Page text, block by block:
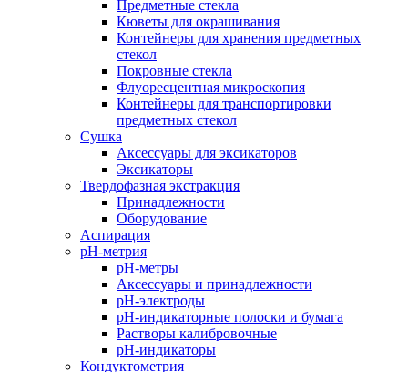
Предметные стекла
Кюветы для окрашивания
Контейнеры для хранения предметных
стекол
Покровные стекла
Флуоресцентная микроскопия
Контейнеры для транспортировки
предметных стекол
Сушка
Аксессуары для эксикаторов
Эксикаторы
Твердофазная экстракция
Принадлежности
Оборудование
Аспирация
pH-метрия
pH-метры
Аксессуары и принадлежности
pH-электроды
pH-индикаторные полоски и бумага
Растворы калибровочные
pH-индикаторы
Кондуктометрия